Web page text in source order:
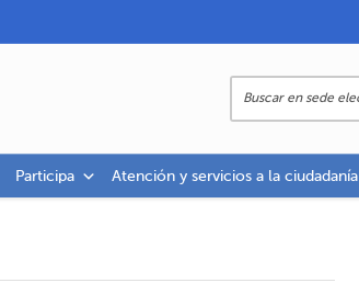
Participa Atención y servicios a la ciudadanía